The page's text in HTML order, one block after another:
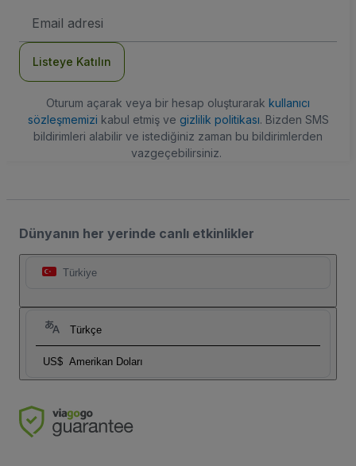
posta
Listeye Katılın
Oturum açarak veya bir hesap oluşturarak kullanıcı
sözleşmemizi kabul etmiş ve gizlilik politikası. Bizden SMS
bildirimleri alabilir ve istediğiniz zaman bu bildirimlerden
vazgeçebilirsiniz.
Dünyanın her yerinde canlı etkinlikler
Türkiye
Türkçe
US$ Amerikan Doları